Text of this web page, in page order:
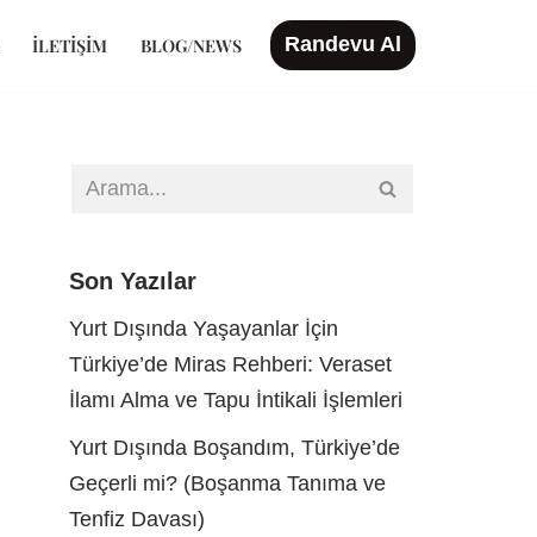
İLETIŞIM BLOG/NEWS Randevu Al
Son Yazılar
Yurt Dışında Yaşayanlar İçin
Türkiye’de Miras Rehberi: Veraset
İlamı Alma ve Tapu İntikali İşlemleri
Yurt Dışında Boşandım, Türkiye’de
Geçerli mi? (Boşanma Tanıma ve
Tenfiz Davası)